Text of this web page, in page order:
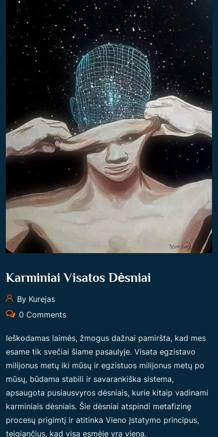
“
R
J
Ų
S
Ą
R
A
Š
A
S
–
2
6
0
A
S
S
K
Y
Karminiai Visatos Dėsniai
By Kurejas
0 Comments
Ieškodamas laimės, žmogus dažnai pamiršta, kad mes
esame tik svečiai šiame pasaulyje. Visata egzistavo
milijonus metų iki mūsų ir egzistuos milijonus metų po
mūsų, būdama stabili ir savarankiška sistema,
apsaugota pusiausvyros dėsniais, kurie kitaip vadinami
karminiais dėsniais. Šie dėsniai atspindi metafizinę
procesų prigimtį ir atitinka Vieno Įstatymo principus,
teigiančius, kad visa esmėje yra viena.